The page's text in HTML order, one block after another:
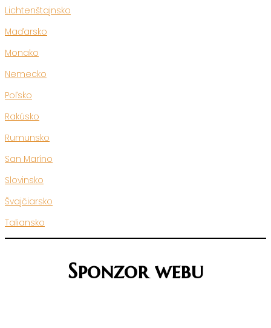
Lichtenštajnsko
Maďarsko
Monako
Nemecko
Poľsko
Rakúsko
Rumunsko
San Maríno
Slovinsko
Švajčiarsko
Taliansko
Sponzor webu